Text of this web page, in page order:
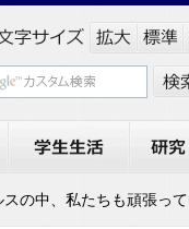
の中、私たちも頑張って